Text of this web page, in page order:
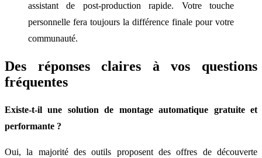
assistant de post-production rapide. Votre touche
personnelle fera toujours la différence finale pour votre
communauté.
Des réponses claires à vos questions
fréquentes
Existe-t-il une solution de montage automatique gratuite et
performante ?
Oui, la majorité des outils proposent des offres de découverte